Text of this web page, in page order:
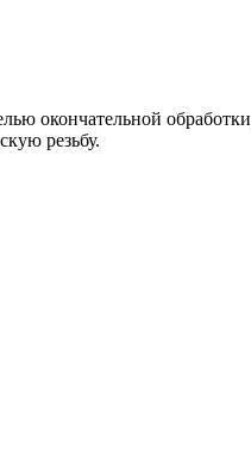
окончательной
резьбу.